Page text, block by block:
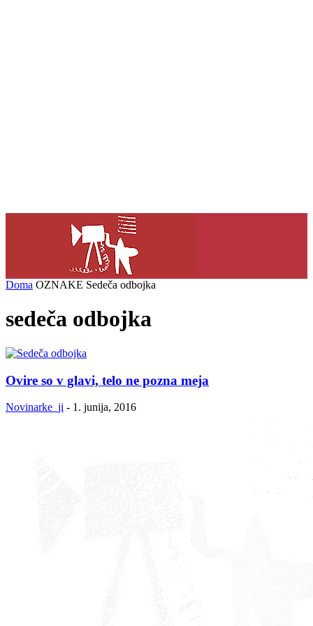
Doma OZNAKE Sedeča odbojka
sedeča odbojka
Ovire so v glavi, telo ne pozna meja
Novinarke_ji - 1. junija, 2016